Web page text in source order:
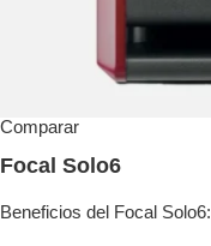
Comparar
Focal Solo6
Beneficios del Focal Solo6: